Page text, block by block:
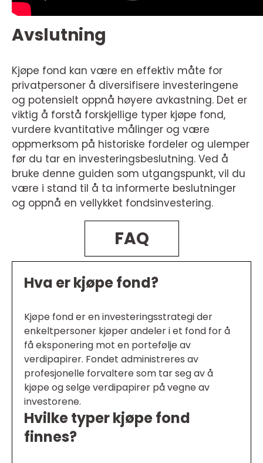
Avslutning
Kjøpe fond kan være en effektiv måte for
privatpersoner å diversifisere investeringene
og potensielt oppnå høyere avkastning. Det er
viktig å forstå forskjellige typer kjøpe fond,
vurdere kvantitative målinger og være
oppmerksom på historiske fordeler og ulemper
før du tar en investeringsbeslutning. Ved å
bruke denne guiden som utgangspunkt, vil du
være i stand til å ta informerte beslutninger
og oppnå en vellykket fondsinvestering.
FAQ
Hva er kjøpe fond?
Kjøpe fond er en investeringsstrategi der
enkeltpersoner kjøper andeler i et fond for å
få eksponering mot en portefølje av
verdipapirer. Fondet administreres av
profesjonelle forvaltere som tar seg av å
kjøpe og selge verdipapirer på vegne av
investorene.
Hvilke typer kjøpe fond
finnes?